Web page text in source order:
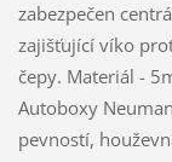
zabezpečen
zajišťující víko
čepy. Materiál -
Autoboxy
pevností,